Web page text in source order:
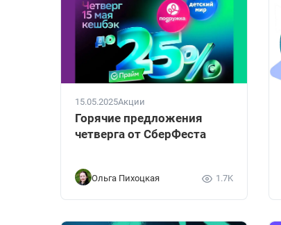
15.05.2025Акции
Горячие предложения
четверга от СберФеста
Ольга Пихоцкая 1.7K